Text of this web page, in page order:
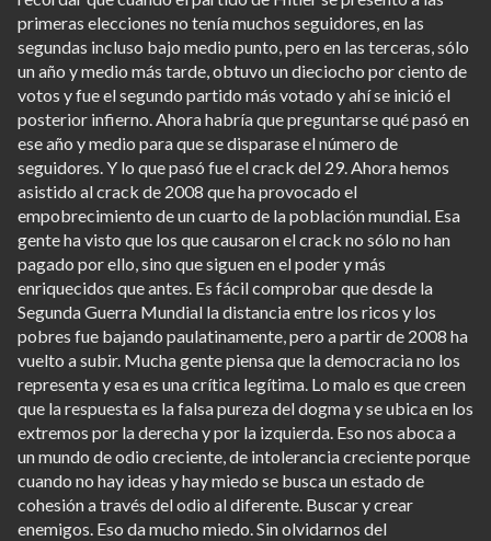
primeras elecciones no tenía muchos seguidores, en las
segundas incluso bajo medio punto, pero en las terceras, sólo
un año y medio más tarde, obtuvo un dieciocho por ciento de
votos y fue el segundo partido más votado y ahí se inició el
posterior infierno. Ahora habría que preguntarse qué pasó en
ese año y medio para que se disparase el número de
seguidores. Y lo que pasó fue el crack del 29. Ahora hemos
asistido al crack de 2008 que ha provocado el
empobrecimiento de un cuarto de la población mundial. Esa
gente ha visto que los que causaron el crack no sólo no han
pagado por ello, sino que siguen en el poder y más
enriquecidos que antes. Es fácil comprobar que desde la
Segunda Guerra Mundial la distancia entre los ricos y los
pobres fue bajando paulatinamente, pero a partir de 2008 ha
vuelto a subir. Mucha gente piensa que la democracia no los
representa y esa es una crítica legítima. Lo malo es que creen
que la respuesta es la falsa pureza del dogma y se ubica en los
extremos por la derecha y por la izquierda. Eso nos aboca a
un mundo de odio creciente, de intolerancia creciente porque
cuando no hay ideas y hay miedo se busca un estado de
cohesión a través del odio al diferente. Buscar y crear
enemigos. Eso da mucho miedo. Sin olvidarnos del